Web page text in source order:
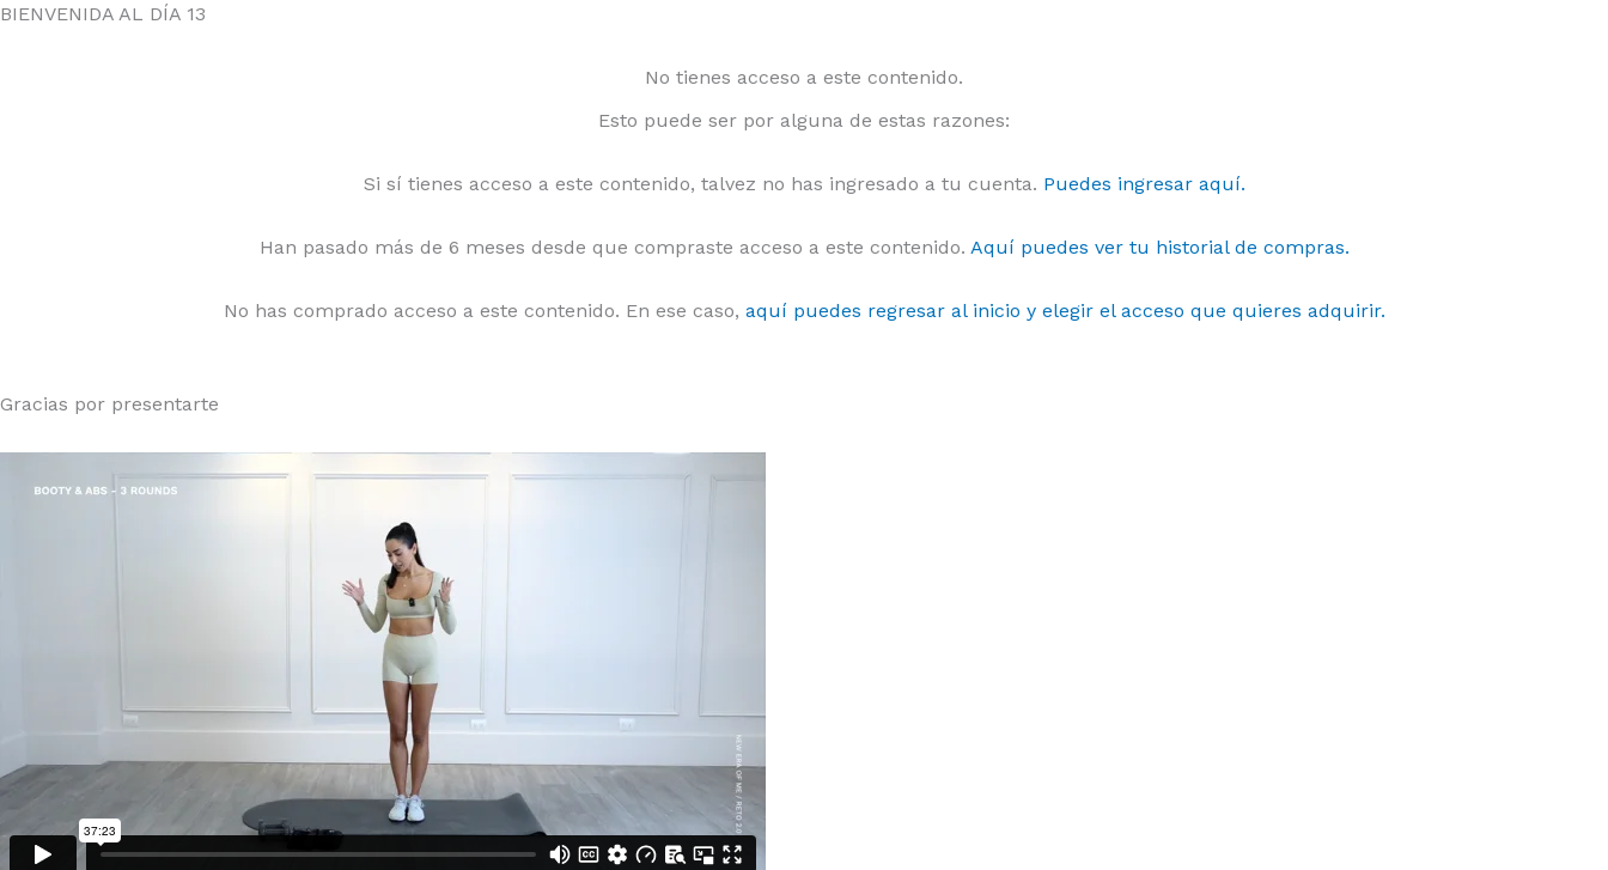
BIENVENIDA AL DÍA 13
No tienes acceso a este contenido.
Esto puede ser por alguna de estas razones:
Si sí tienes acceso a este contenido, talvez no has ingresado a tu cuenta. Puedes ingresar aquí.
Han pasado más de 6 meses desde que compraste acceso a este contenido. Aquí puedes ver tu historial de compras.
No has comprado acceso a este contenido. En ese caso, aquí puedes regresar al inicio y elegir el acceso que quieres adquirir.
Gracias por presentarte